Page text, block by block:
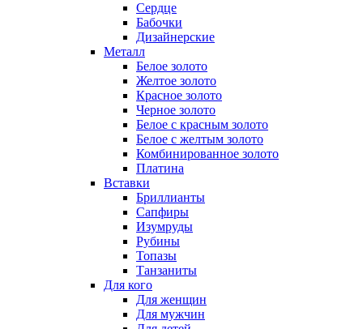
Сердце
Бабочки
Дизайнерские
Металл
Белое золото
Желтое золото
Красное золото
Черное золото
Белое с красным золото
Белое с желтым золото
Комбинированное золото
Платина
Вставки
Бриллианты
Сапфиры
Изумруды
Рубины
Топазы
Танзаниты
Для кого
Для женщин
Для мужчин